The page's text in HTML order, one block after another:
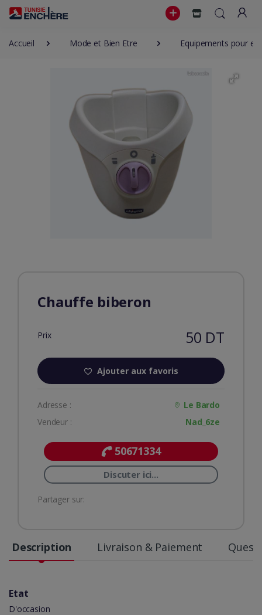
Accueil Mode et Bien Etre Equipements pour
Chauffe biberon
Prix 50 DT
Ajouter aux favoris
Adresse :
Le Bardo
Vendeur :
Nad_6ze
50671334
Discuter ici...
Partager sur:
Description Livraison & Paiement
Etat
D'occasion